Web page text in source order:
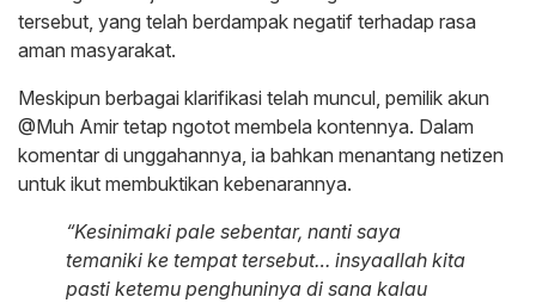
tersebut, yang telah berdampak negatif terhadap rasa
aman masyarakat.
Meskipun berbagai klarifikasi telah muncul, pemilik akun
@Muh Amir tetap ngotot membela kontennya. Dalam
komentar di unggahannya, ia bahkan menantang netizen
untuk ikut membuktikan kebenarannya.
“Kesinimaki pale sebentar, nanti saya
temaniki ke tempat tersebut… insyaallah kita
pasti ketemu penghuninya di sana kalau